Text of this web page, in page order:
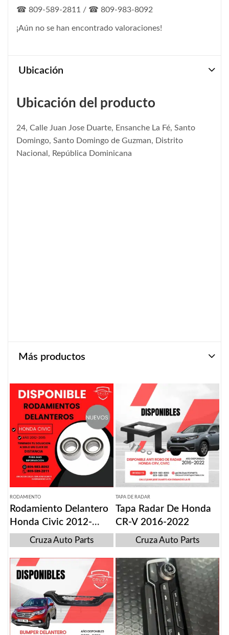
☎ 809-589-2811 / ☎ 809-983-8092
¡Aún no se han encontrado valoraciones!
Ubicación
Ubicación del producto
24, Calle Juan Jose Duarte, Ensanche La Fé, Santo
Domingo, Santo Domingo de Guzman, Distrito
Nacional, República Dominicana
Más productos
RODAMIENTO
Rodamiento Delantero
Honda Civic 2012-
2015Cruza Auto Parts
TAPA DE RADAR
Tapa Radar De Honda
CR-V 2016-2022
Cruza Auto Parts